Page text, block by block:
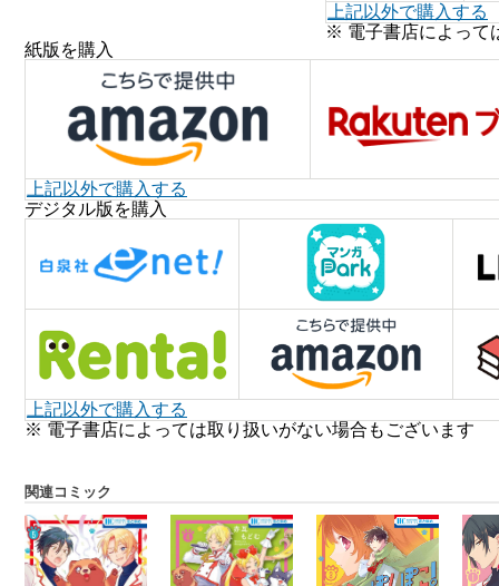
上記以外で購入する
※ 電子書店によって
紙版を購入
上記以外で購入する
デジタル版を購入
上記以外で購入する
※ 電子書店によっては取り扱いがない場合もございます
関連コミック